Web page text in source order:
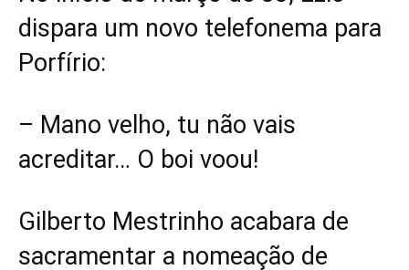
dispara um novo telefonema para
Porfírio:
– Mano velho, tu não vais
acreditar… O boi voou!
Gilberto Mestrinho acabara de
sacramentar a nomeação de